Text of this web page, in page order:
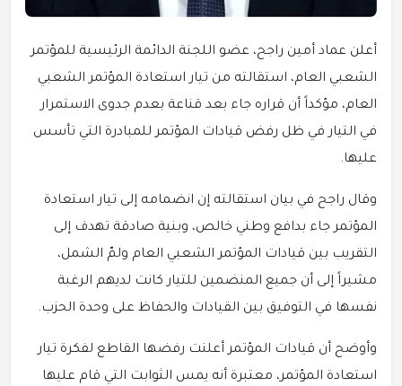
أعلن عماد أمين راجح، عضو اللجنة الدائمة الرئيسية للمؤتمر
الشعبي العام، استقالته من تيار استعادة المؤتمر الشعبي
العام، مؤكداً أن قراره جاء بعد قناعة بعدم جدوى الاستمرار
في التيار في ظل رفض قيادات المؤتمر للمبادرة التي تأسس
عليها.
وقال راجح في بيان استقالته إن انضمامه إلى تيار استعادة
المؤتمر جاء بدافع وطني خالص، وبنية صادقة تهدف إلى
التقريب بين قيادات المؤتمر الشعبي العام ولمّ الشمل،
مشيراً إلى أن جميع المنضمين للتيار كانت لديهم الرغبة
نفسها في التوفيق بين القيادات والحفاظ على وحدة الحزب.
وأوضح أن قيادات المؤتمر أعلنت رفضها القاطع لفكرة تيار
استعادة المؤتمر، معتبرة أنه يمس الثوابت التي قام عليها